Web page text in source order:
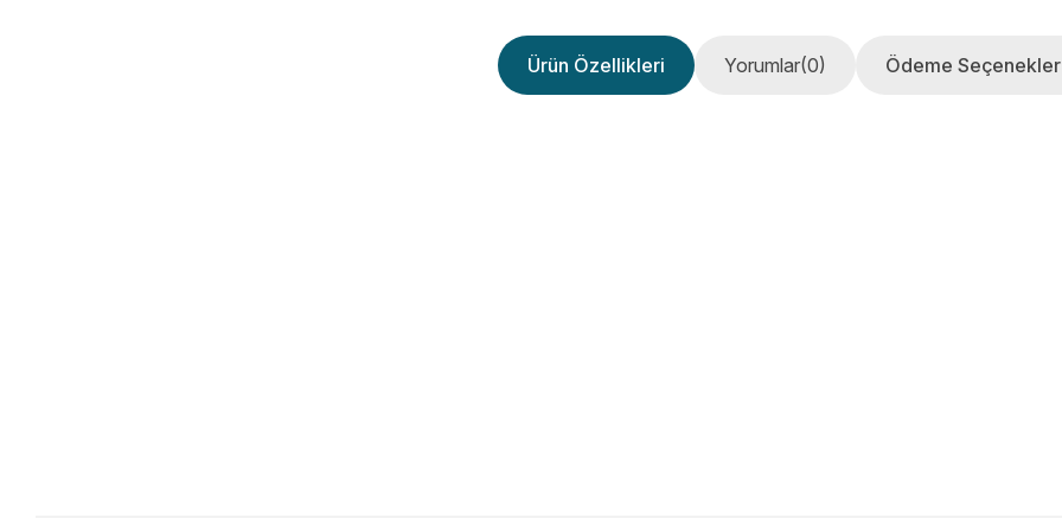
Ürün Özellikleri Yorumlar(0) Ödeme